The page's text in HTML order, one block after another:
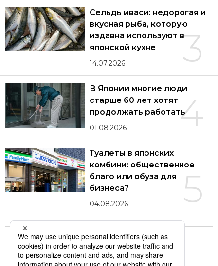
3
Сельдь иваси: недорогая и
вкусная рыба, которую
издавна используют в
японской кухне
14.07.2026
4
В Японии многие люди
старше 60 лет хотят
продолжать работать
01.08.2026
5
Туалеты в японских
комбини: общественное
благо или обуза для
бизнеса?
04.08.2026
Другие статьи по теме